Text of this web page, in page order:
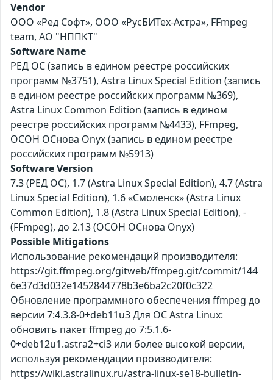
Vendor
ООО «Ред Софт», ООО «РусБИТех-Астра», FFmpeg
team, АО "НППКТ"
Software Name
РЕД ОС (запись в едином реестре российских
программ №3751), Astra Linux Special Edition (запись
в едином реестре российских программ №369),
Astra Linux Common Edition (запись в едином
реестре российских программ №4433), FFmpeg,
ОСОН ОСнова Оnyx (запись в едином реестре
российских программ №5913)
Software Version
7.3 (РЕД ОС), 1.7 (Astra Linux Special Edition), 4.7 (Astra
Linux Special Edition), 1.6 «Смоленск» (Astra Linux
Common Edition), 1.8 (Astra Linux Special Edition), -
(FFmpeg), до 2.13 (ОСОН ОСнова Оnyx)
Possible Mitigations
Использование рекомендаций производителя:
https://git.ffmpeg.org/gitweb/ffmpeg.git/commit/144
6e37d3d032e1452844778b3e6ba2c20f0c322
Обновление программного обеспечения ffmpeg до
версии 7:4.3.8-0+deb11u3 Для ОС Astra Linux:
обновить пакет ffmpeg до 7:5.1.6-
0+deb12u1.astra2+ci3 или более высокой версии,
используя рекомендации производителя:
https://wiki.astralinux.ru/astra-linux-se18-bulletin-